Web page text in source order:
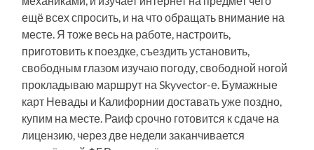
ещё всех спросить, и на что обращать внимание на
месте. Я тоже весь на работе, настроить,
приготовить к поездке, съездить установить,
свободным глазом изучаю погоду, свободной ногой
прокладываю маршрут на Skyvector-е. Бумажные
карт Невады и Калифорнии доставать уже поздно,
купим на месте. Раиф срочно готовится к сдаче на
лицензию, через две недели заканчивается